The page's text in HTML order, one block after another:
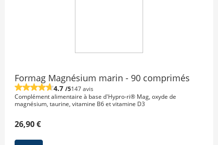
Formag Magnésium marin - 90 comprimés
4.7 /5147 avis
Complément alimentaire à base d'Hypro-ri® Mag, oxyde de
magnésium, taurine, vitamine B6 et vitamine D3
26,90 €